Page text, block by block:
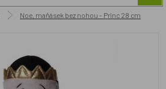
Noe, maňásek bez nohou - Princ 28 cm